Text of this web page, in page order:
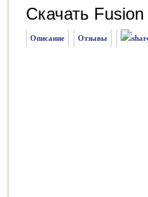
Скачать Fusion
Описание Отзывы